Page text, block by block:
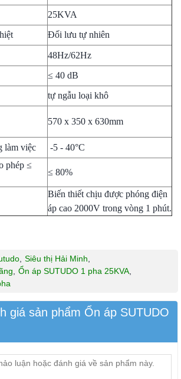
25KVA
Đối lưu tự nhiên
48Hz/62Hz
≤ 40 dB
tự ngẫu loại khô
570 x 350 x 630mm
làm việc
-5 - 40°C
phép ≤
≤ 80%
Biến thiết chịu được phóng điện
áp cao 2000V trong vòng 1 phút.
Siêu thị Hải Minh
Ổn áp SUTUDO 1 pha 25KVA
giá sản phẩm Ổn áp SUTUDO